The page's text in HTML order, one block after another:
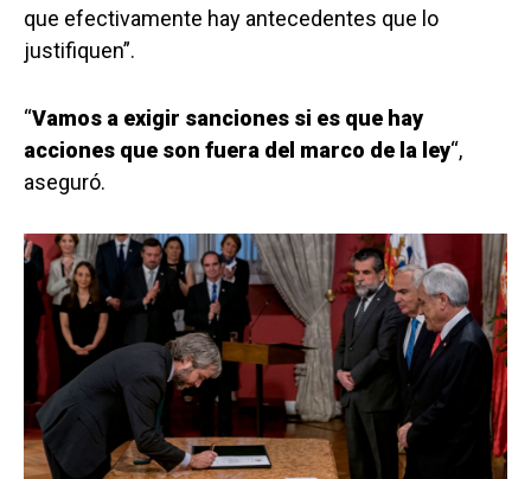
que efectivamente hay antecedentes que lo
justifiquen”.
“Vamos a exigir sanciones si es que hay
acciones que son fuera del marco de la ley“,
aseguró.